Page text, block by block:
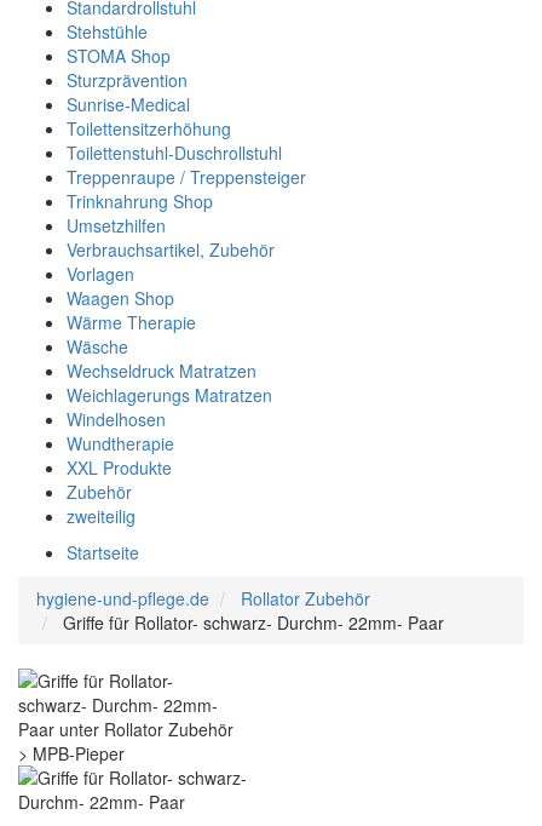
Standardrollstuhl
Stehstühle
STOMA Shop
Sturzprävention
Sunrise-Medical
Toilettensitzerhöhung
Toilettenstuhl-Duschrollstuhl
Treppenraupe / Treppensteiger
Trinknahrung Shop
Umsetzhilfen
Verbrauchsartikel, Zubehör
Vorlagen
Waagen Shop
Wärme Therapie
Wäsche
Wechseldruck Matratzen
Weichlagerungs Matratzen
Windelhosen
Wundtherapie
XXL Produkte
Zubehör
zweiteilig
Startseite
hygiene-und-pflege.de
Rollator Zubehör
Griffe für Rollator- schwarz- Durchm- 22mm- Paar